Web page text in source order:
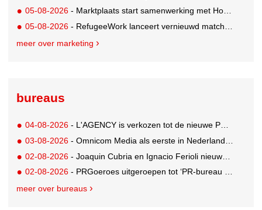
05-08-2026 - Marktplaats start samenwerking met House of Cars
05-08-2026 - RefugeeWork lanceert vernieuwd matchingplatform voor nieuwkomers en werkgevers
meer over marketing
bureaus
04-08-2026 - L'AGENCY is verkozen tot de nieuwe PR-partner van KoRo
03-08-2026 - Omnicom Media als eerste in Nederland actief met advertenties in ChatGPT
02-08-2026 - Joaquin Cubria en Ignacio Ferioli nieuwe Global CCO’s GUT, Renata Neumann Global Head of Production
02-08-2026 - PRGoeroes uitgeroepen tot ‘PR-bureau van het jaar 2026’
meer over bureaus